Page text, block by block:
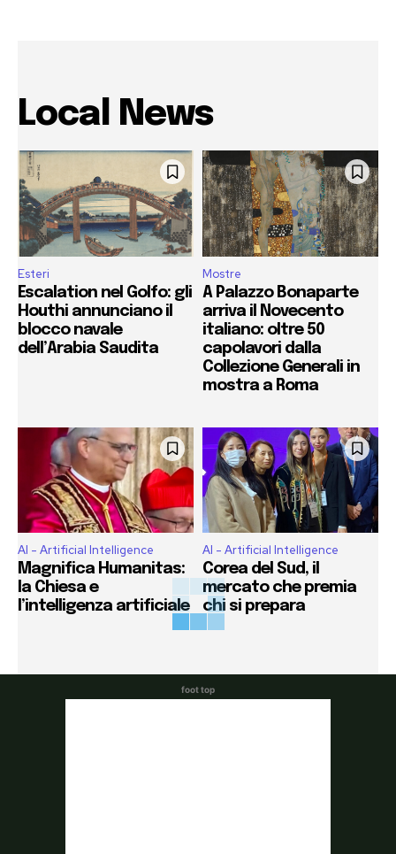
Local News
Esteri
Escalation nel Golfo: gli
Houthi annunciano il
blocco navale
dell’Arabia Saudita
Mostre
A Palazzo Bonaparte
arriva il Novecento
italiano: oltre 50
capolavori dalla
Collezione Generali in
mostra a Roma
AI - Artificial Intelligence
Magnifica Humanitas:
la Chiesa e
l’intelligenza artificiale
AI - Artificial Intelligence
Corea del Sud, il
mercato che premia
chi si prepara
foot top